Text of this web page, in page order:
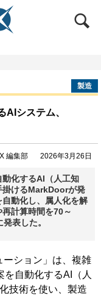
製造
AIシステム、
編集部 2026年3月26日
化するAI（人工知
掛けるMarkDoorが発
動化し、属人化を解
計算時間を70～
表した。
ション」は、複雑
自動化するAI（人
技術を使い、製造